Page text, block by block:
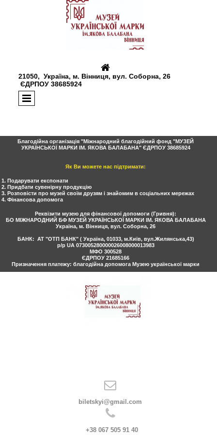

21050, Україна, м. Вінниця, вул. Соборна, 26
ЄДРПОУ 38685924
Благодійна організація "Міжнародний благодійний фонд "МУЗЕЙ
УКРАЇНСЬКОЇ МАРКИ ІМ. ЯКОВА БАЛАБАНА" ЄДРПОУ 38685924
Як Ви можете нас підтримати:
1. Подарувати експонати
2. Придбати сувенірну продукцію
3. Розповісти про музей своїм друзям і знайомим в соціальних мережах
4. Фінансова допомога
Реквізити музею для фінансової допомоги (Гривня):
БО МIЖНАРОДНИЙ БФ МУЗЕЙ УКРАЇНСЬКОЇ МАРКИ IМ. ЯКОВА БАЛАБАНА
Україна, м. Вінниця, вул. Соборна, 26
БАНК: АТ "ОТП БАНК" ( Україна, 01033, м.Київ, вул.Жилянська,43)
р/р UA 073005280000026008000013983
МФО 300528
ЄДРПОУ 21685166
Призначення платежу: благодійна допомога Музею української марки

biletskyi@gmail.com

+38 067 505 91 40